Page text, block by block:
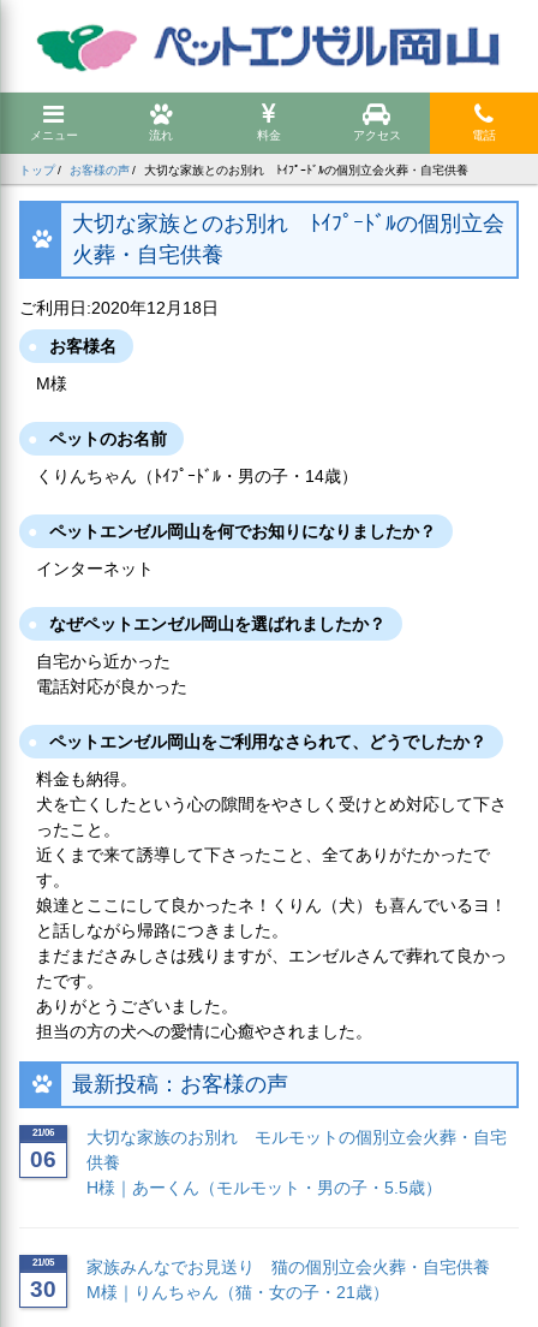
メニュー 流れ 料金 アクセス 電話
トップ お客様の声 大切な家族とのお別れ ﾄｲﾌﾟｰﾄﾞﾙの個別立会火葬・自宅供養
大切な家族とのお別れ ﾄｲﾌﾟｰﾄﾞﾙの個別立会
火葬・自宅供養
ご利用日:2020年12月18日
お客様名
M様
ペットのお名前
くりんちゃん（ﾄｲﾌﾟｰﾄﾞﾙ・男の子・14歳）
ペットエンゼル岡山を何でお知りになりましたか？
インターネット
なぜペットエンゼル岡山を選ばれましたか？
自宅から近かった
電話対応が良かった
ペットエンゼル岡山をご利用なさられて、どうでしたか？
料金も納得。
犬を亡くしたという心の隙間をやさしく受けとめ対応して下さ
ったこと。
近くまで来て誘導して下さったこと、全てありがたかったで
す。
娘達とここにして良かったネ！くりん（犬）も喜んでいるヨ！
と話しながら帰路につきました。
まだまださみしさは残りますが、エンゼルさんで葬れて良かっ
たです。
ありがとうございました。
担当の方の犬への愛情に心癒やされました。
最新投稿：お客様の声
21/06
06
大切な家族のお別れ モルモットの個別立会火葬・自宅
供養
H様｜あーくん（モルモット・男の子・5.5歳）
21/05
30
家族みんなでお見送り 猫の個別立会火葬・自宅供養
M様｜りんちゃん（猫・女の子・21歳）